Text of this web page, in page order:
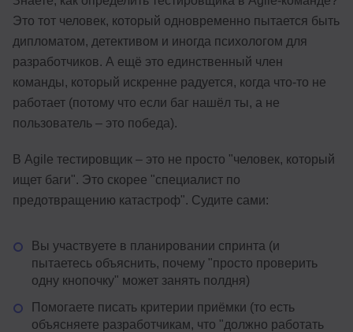
Это тот человек, который одновременно пытается быть
дипломатом, детективом и иногда психологом для
разработчиков. А ещё это единственный член
команды, который искренне радуется, когда что-то не
работает (потому что если баг нашёл ты, а не
пользователь – это победа).
В Agile тестировщик – это не просто "человек, который
ищет баги". Это скорее "специалист по
предотвращению катастроф". Судите сами:
Вы участвуете в планировании спринта (и
пытаетесь объяснить, почему "просто проверить
одну кнопочку" может занять полдня)
Помогаете писать критерии приёмки (то есть
объясняете разработчикам, что "должно работать